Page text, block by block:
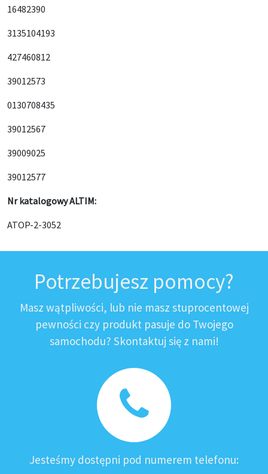
16482390
3135104193
427460812
39012573
0130708435
39012567
39009025
39012577
Nr katalogowy ALTIM:
ATOP-2-3052
Potrzebujesz pomocy?
Masz wątpliwości, lub nie masz stuprocentowej
pewności czy produkt pasuje do Twojego
samochodu? Skontaktuj się z nami!
Jesteśmy dostępni pod numerem telefonu: